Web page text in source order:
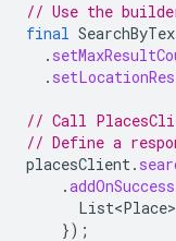
// Use the
final
.
.
// Call
// Define a
placesClient.
.
List<Place>
});